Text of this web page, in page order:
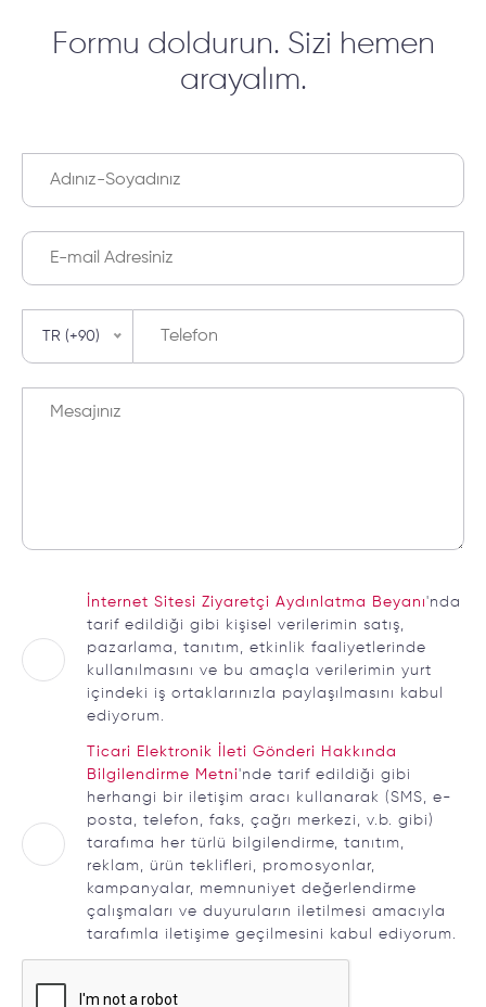
Formu doldurun. Sizi hemen
arayalım.
TR (+90)
İnternet Sitesi Ziyaretçi Aydınlatma Beyanı'nda
tarif edildiği gibi kişisel verilerimin satış,
pazarlama, tanıtım, etkinlik faaliyetlerinde
kullanılmasını ve bu amaçla verilerimin yurt
içindeki iş ortaklarınızla paylaşılmasını kabul
ediyorum.
Ticari Elektronik İleti Gönderi Hakkında
Bilgilendirme Metni'nde tarif edildiği gibi
herhangi bir iletişim aracı kullanarak (SMS, e-
posta, telefon, faks, çağrı merkezi, v.b. gibi)
tarafıma her türlü bilgilendirme, tanıtım,
reklam, ürün teklifleri, promosyonlar,
kampanyalar, memnuniyet değerlendirme
çalışmaları ve duyuruların iletilmesi amacıyla
tarafımla iletişime geçilmesini kabul ediyorum.